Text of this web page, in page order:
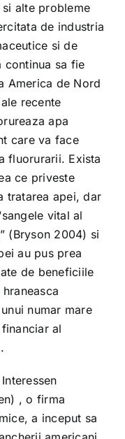
alte probleme
de industria
si de
continua sa fie
America de Nord
recente
apa
care va face
fluorurarii. Exista
ce priveste
tratarea apei, dar
vital al
(Bryson 2004) si
au pus prea
de beneficiile
numar mare
al
, o firma
a inceput sa